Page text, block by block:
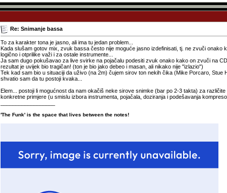
Re: Snimanje bassa
To za karakter tona je jasno, ali ima tu jedan problem...
Kada slušam gotov mix, zvuk bassa često nije moguće jasno izdefinisati, tj. ne zvuči onako
logično i otprilike važi i za ostale instrumente...
Ja sam dugo pokušavao za live svirke na pojačalu podesiti zvuk onako kako on zvuči na
rezultat je uvijek bio tragičan! (ton je bio jako debeo i masan, ali nikako nije "izlazio")
Tek kad sam bio u situaciji da uživo (na 2m) čujem sirov ton nekih čika (Mike Porcaro, Stue
shvatio sam da tu postoji kvaka...
Elem... postoji li mogućnost da nam okačiš neke sirove snimke (bar po 2-3 takta) za
konkretne primjere (u smislu izbora instrumenta, pojačala, doziranja i podešavanja
'The Funk' is the space that lives between the notes!